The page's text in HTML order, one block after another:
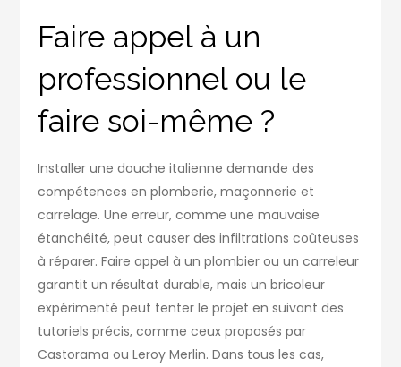
Faire appel à un
professionnel ou le
faire soi-même ?
Installer une douche italienne demande des
compétences en plomberie, maçonnerie et
carrelage. Une erreur, comme une mauvaise
étanchéité, peut causer des infiltrations coûteuses
à réparer. Faire appel à un plombier ou un carreleur
garantit un résultat durable, mais un bricoleur
expérimenté peut tenter le projet en suivant des
tutoriels précis, comme ceux proposés par
Castorama ou Leroy Merlin. Dans tous les cas,